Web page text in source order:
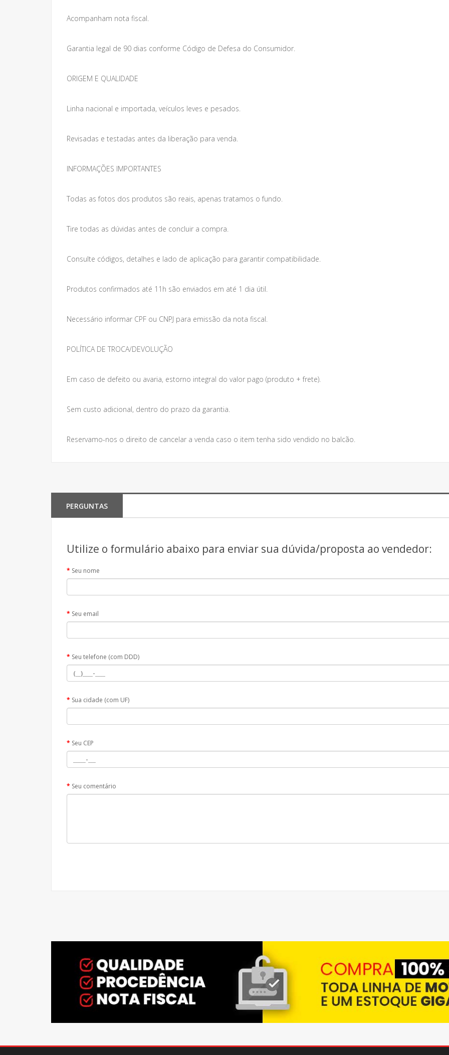
Acompanham nota fiscal.
Garantia legal de 90 dias conforme Código de Defesa do Consumidor.
ORIGEM E QUALIDADE
Linha nacional e importada, veículos leves e pesados.
Revisadas e testadas antes da liberação para venda.
INFORMAÇÕES IMPORTANTES
Todas as fotos dos produtos são reais, apenas tratamos o fundo.
Tire todas as dúvidas antes de concluir a compra.
Consulte códigos, detalhes e lado de aplicação para garantir compatibilidade.
Produtos confirmados até 11h são enviados em até 1 dia útil.
Necessário informar CPF ou CNPJ para emissão da nota fiscal.
POLÍTICA DE TROCA/DEVOLUÇÃO
Em caso de defeito ou avaria, estorno integral do valor pago (produto + frete).
Sem custo adicional, dentro do prazo da garantia.
Reservamo-nos o direito de cancelar a venda caso o item tenha sido vendido no balcão.
PERGUNTAS
Utilize o formulário abaixo para enviar sua dúvida/proposta ao vendedor:
Seu nome
Seu email
Seu telefone (com DDD)
Sua cidade (com UF)
Seu CEP
Seu comentário